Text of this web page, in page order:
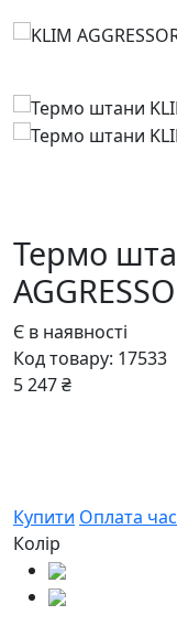
Термо
Є в наявності
Код товару: 17533
5 247 ₴
Купити Оплата
Колір